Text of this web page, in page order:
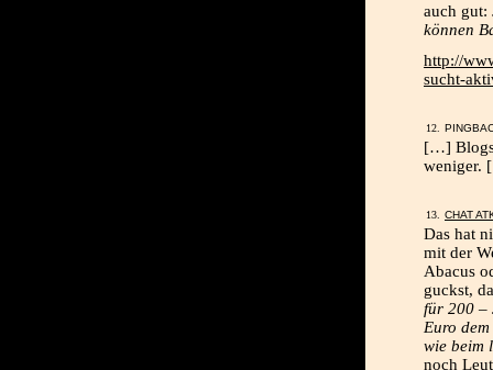
auch gut:
können
http://
sucht-
[…]
weniger.
CHAT
Das hat
mit der
Abacus
guckst,
für 200 –
Euro
wie beim
noch